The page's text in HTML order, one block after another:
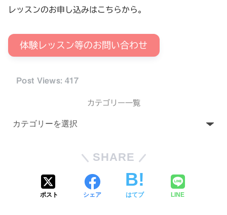
レッスンのお申し込みはこちらから。
体験レッスン等のお問い合わせ
Post Views: 417
カテゴリー一覧
SHARE
ポスト シェア はてブ LINE